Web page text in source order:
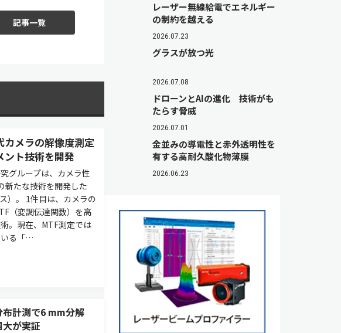
記事一覧
カメラの解像度測定
ント技術を開発
グループは、カメラ性
新たな技術を開発した
）。 1件目は、カメラの
（変調伝達関数）を高
。現在、MTF測定では
いる「…
計測で6 mm分解
が実証
レーザー無線給電でエネルギー
の制約を越える
2026.07.23
グラスが放つ光
2026.07.08
ドローンとAIの進化 技術がも
たらす脅威
2026.07.01
金並みの導電性と赤外透明性を
有する高耐久酸化物薄膜
2026.06.23